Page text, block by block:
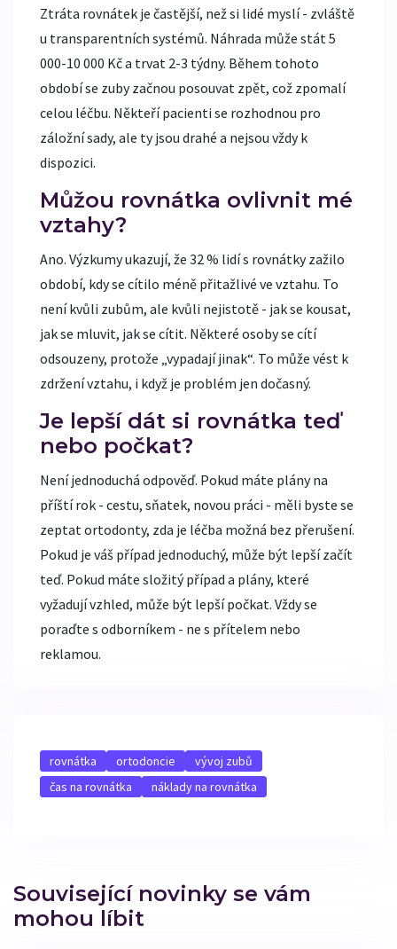
Ztráta rovnátek je častější, než si lidé myslí - zvláště
u transparentních systémů. Náhrada může stát 5
000-10 000 Kč a trvat 2-3 týdny. Během tohoto
období se zuby začnou posouvat zpět, což zpomalí
celou léčbu. Někteří pacienti se rozhodnou pro
záložní sady, ale ty jsou drahé a nejsou vždy k
dispozici.
Můžou rovnátka ovlivnit mé
vztahy?
Ano. Výzkumy ukazují, že 32 % lidí s rovnátky zažilo
období, kdy se cítilo méně přitažlivé ve vztahu. To
není kvůli zubům, ale kvůli nejistotě - jak se kousat,
jak se mluvit, jak se cítit. Některé osoby se cítí
odsouzeny, protože „vypadají jinak“. To může vést k
zdržení vztahu, i když je problém jen dočasný.
Je lepší dát si rovnátka teď
nebo počkat?
Není jednoduchá odpověď. Pokud máte plány na
příští rok - cestu, sňatek, novou práci - měli byste se
zeptat ortodonty, zda je léčba možná bez přerušení.
Pokud je váš případ jednoduchý, může být lepší začít
teď. Pokud máte složitý případ a plány, které
vyžadují vzhled, může být lepší počkat. Vždy se
poraďte s odborníkem - ne s přítelem nebo
reklamou.
rovnátka ortodoncie
vývoj zubů
čas na rovnátka
náklady na rovnátka
Související novinky se vám
mohou líbit